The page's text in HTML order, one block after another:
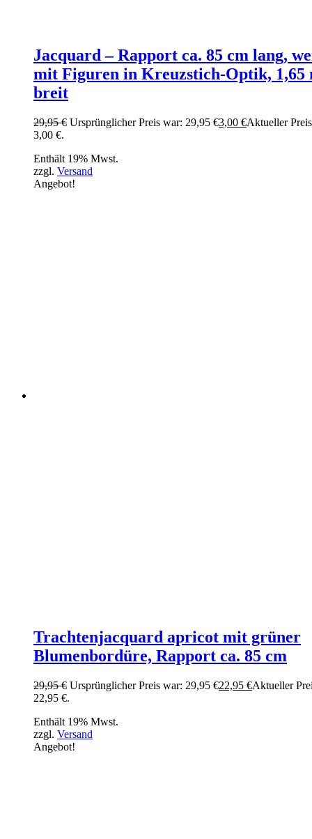
Jacquard – Rapport ca. 85 cm lang,
mit Figuren in Kreuzstich-Optik, 1,65
breit
29,95€ Ursprünglicher Preis war: 29,95 €3,00 €Aktueller
3,00 €.
Enthält 19% Mwst.
zzgl. Versand
Angebot!
Trachtenjacquard apricot mit grüner
Blumenbordüre, Rapport ca. 85 cm
29,95€ Ursprünglicher Preis war: 29,95 €22,95 €Aktueller
22,95 €.
Enthält 19% Mwst.
zzgl. Versand
Angebot!